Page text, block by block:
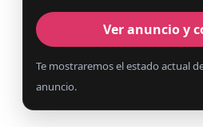
Ver anuncio y
Te mostraremos el estado actual
anuncio.